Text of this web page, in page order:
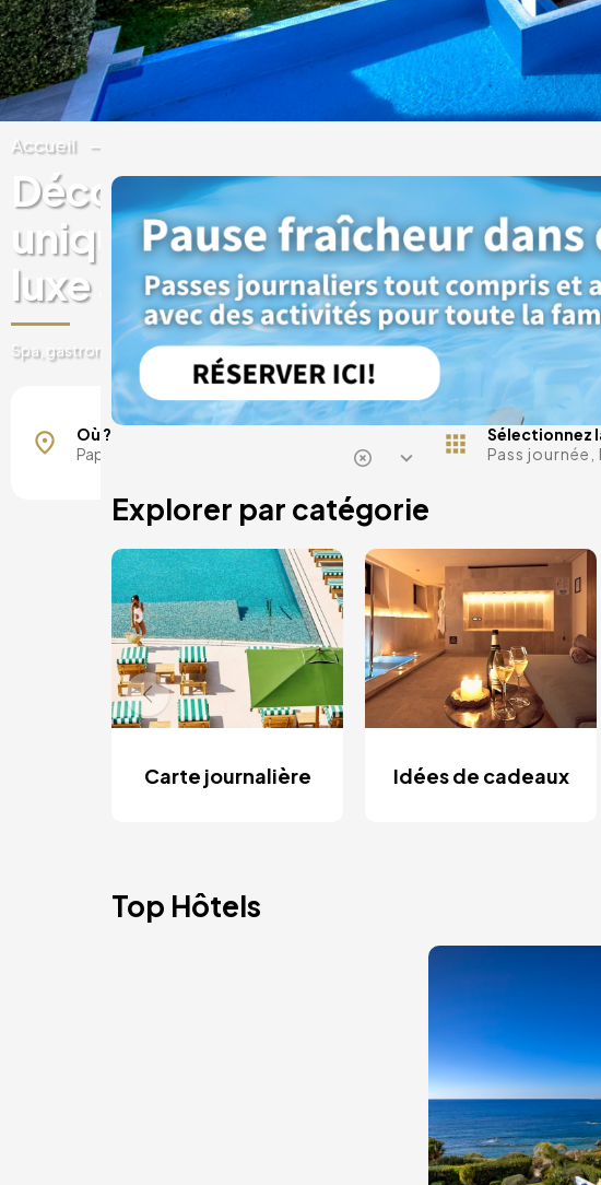
Accueil
Découvrez des expériences
uniques dans des hôtels de
luxe à Paphos
Spa, gastronomie, cartes journalières, escapades et bien plus encore
Kissonerga
Où ?
Sélectionnez
Pass journée,
Explorer par catégorie
Carte journalière Idées de cadeaux
Top Hôtels